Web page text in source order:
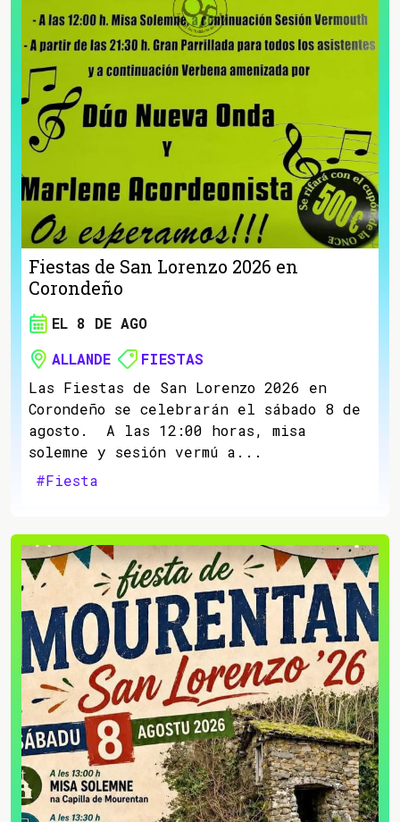
Fiestas de San Lorenzo 2026 en
Corondeño
EL 8 DE AGO
ALLANDE
FIESTAS
Las Fiestas de San Lorenzo 2026 en
Corondeño se celebrarán el sábado 8 de
agosto. A las 12:00 horas, misa
solemne y sesión vermú a...
#Fiesta